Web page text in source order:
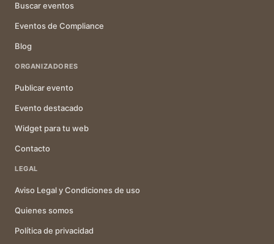
Buscar eventos
Eventos de Compliance
Blog
ORGANIZADORES
Publicar evento
Evento destacado
Widget para tu web
Contacto
LEGAL
Aviso Legal y Condiciones de uso
Quienes somos
Política de privacidad